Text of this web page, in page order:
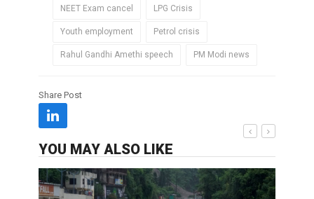
NEET Exam cancel LPG Crisis
Youth employment Petrol crisis
Rahul Gandhi Amethi speech PM Modi news
Share Post
YOU MAY ALSO LIKE